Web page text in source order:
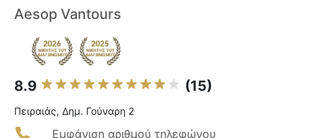
Aesop Vantours
8.9 (15)
Πειραιάς, Δημ. Γούναρη 2
Εμφάνιση αριθμού τηλεφώνου